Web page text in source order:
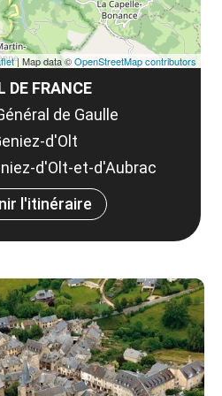
DE FRANCE
de Gaulle
d'Olt
d'Olt-et-d'Aubrac
l'itinéraire
| Map data ©OpenStreetMap contributors